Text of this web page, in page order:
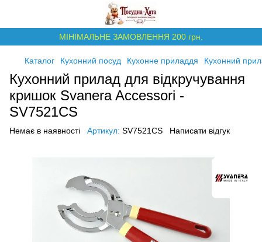
МІНІМАЛЬНЕ ЗАМОВЛЕННЯ 200 грн.
Каталог Кухонний посуд Кухонне приладдя Кухонний
Кухонний прилад для відкручування
кришок Svanera Accessori -
SV7521CS
Немає в наявності Артикул: SV7521CS Написати відгук